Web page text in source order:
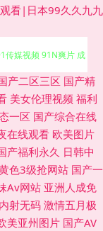
看|日本99久久九九
频免费看 91丝瓜浮力
传媒视频 91N爽片 成
豆花AV在视 国产欧美
午夜桃色18 69欧美
生活 日本一道本 日韩
产二区三区 国产精
美女伦理视频 福利
一区 国产综合在线
在线观看 欧美图片
产福利永久 日韩中
色3级抢网站 国产一
Av网站 亚洲人成免
射无码 激情五月极
美亚州图片 国产AV